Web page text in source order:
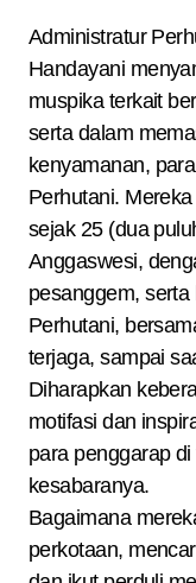
Administratur
Handayani
muspika terkait
serta dalam
kenyamanan,
Perhutani.
sejak 25 (dua
Anggaswesi,
pesanggem,
Perhutani,
terjaga, sampai
Diharapkan
motifasi dan
para penggarap
kesabaranya.
Bagaimana
perkotaan,